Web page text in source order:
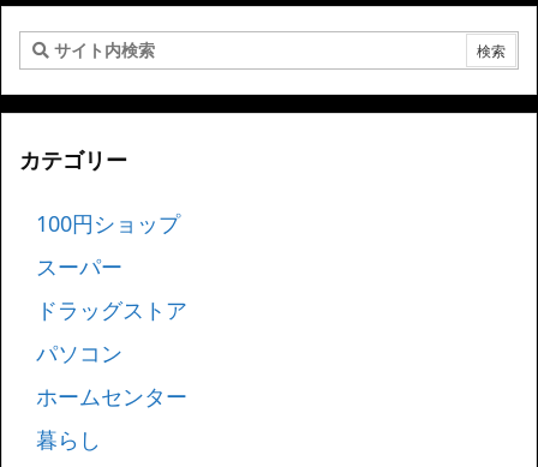
カテゴリー
100円ショップ
スーパー
ドラッグストア
パソコン
ホームセンター
暮らし